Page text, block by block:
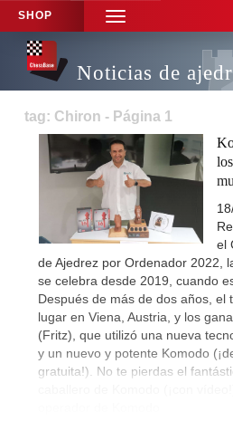
SHOP
TOGGLE
NAVIGATION
Noticias de
tag: Chiron - Página 1
el
de Ajedrez por Ordenador 2022,
se celebra desde 2019, cuando
Después de más de dos años, el
lugar en Viena, Austria, y los
(Fritz), que utilizó una nueva
y un nuevo y potente Komodo
gratuita!). No te pierdas el